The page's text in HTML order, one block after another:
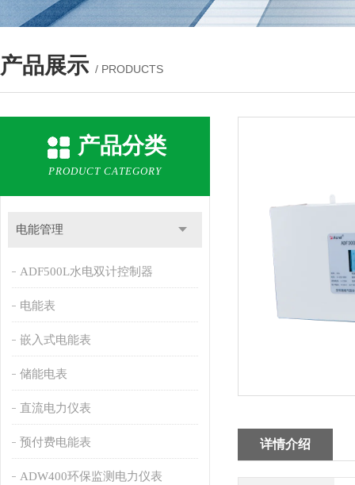
产品展示 / PRODUCTS
产品分类
PRODUCT CATEGORY
电能管理
ADF500L水电双计控制器
电能表
嵌入式电能表
储能电表
直流电力仪表
预付费电能表
ADW400环保监测电力仪表
详情介绍